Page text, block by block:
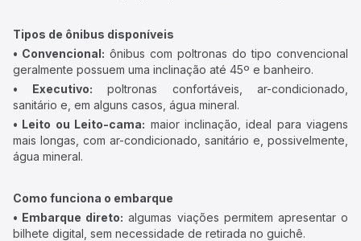
Tipos de ônibus disponíveis
• Convencional: ônibus com poltronas do tipo convencional
geralmente possuem uma inclinação até 45º e banheiro.
• Executivo: poltronas confortáveis, ar-condicionado,
sanitário e, em alguns casos, água mineral.
• Leito ou Leito-cama: maior inclinação, ideal para viagens
mais longas, com ar-condicionado, sanitário e, possivelmente,
água mineral.
Como funciona o embarque
• Embarque direto: algumas viações permitem apresentar o
bilhete digital, sem necessidade de retirada no guichê.